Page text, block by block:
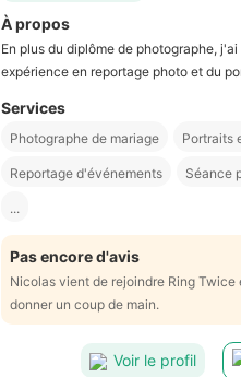
À propos
En plus du diplôme de photographe,
expérience en reportage photo et du
Services
Photographe de mariage Portraits
Reportage d'événements Séance
...
Pas encore d'avis
Nicolas vient de rejoindre Ring Twice
donner un coup de main.
Voir le profil